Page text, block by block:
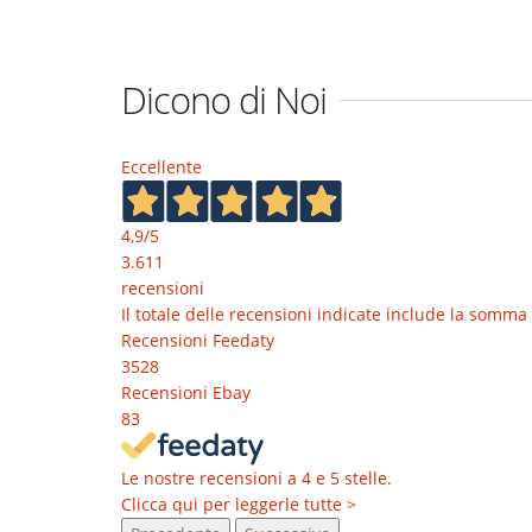
Dicono di Noi
Eccellente
4,9/5
3.611
recensioni
Il totale delle recensioni indicate include la somma
Recensioni Feedaty
3528
Recensioni Ebay
83
Le nostre recensioni a 4 e 5 stelle.
Clicca qui per leggerle tutte >